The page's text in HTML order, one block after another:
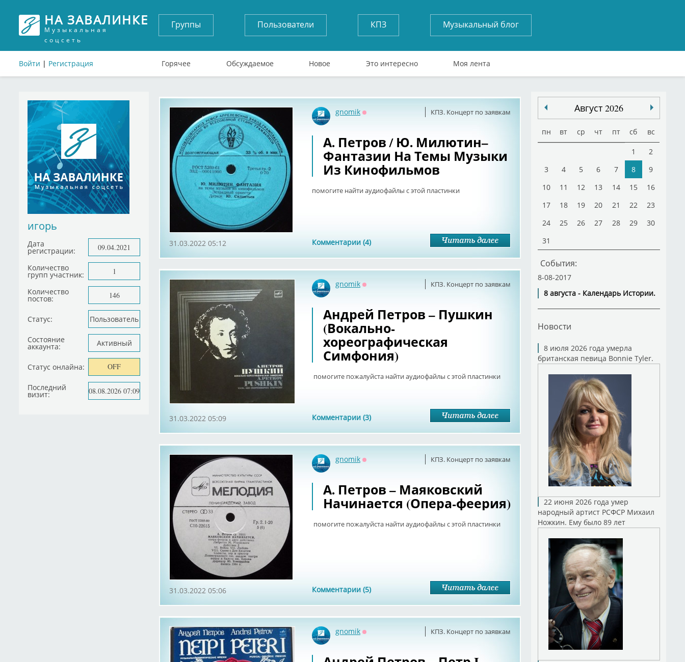
НА ЗАВАЛИНКЕ
Музыкальная
соцсеть
Войти | Регистрация
Группы Пользователи КПЗ Музыкальный блог
Горячее Обсуждаемое Новое Это интересно Моя лента
игорь
Дата
регистрации: 09.04.2021
Количество
групп участник: 1
Количество
постов: 146
Статус: Пользователь
Состояние
аккаунта: Активный
Статус онлайна: OFF
Последний
визит: 08.08.2026 07:09
КПЗ. Концерт по заявкам
gnomik
А. Петров / Ю. Милютин–
Фантазии На Темы Музыки
Из Кинофильмов
помогите найти аудиофайлы с этой пластинки
Комментарии (4)
31.03.2022 05:12
КПЗ. Концерт по заявкам
gnomik
Андрей Петров – Пушкин
(Вокально-
хореографическая
Симфония)
помогите пожалуйста найти аудиофайлы с этой пластинки
Комментарии (3)
31.03.2022 05:09
КПЗ. Концерт по заявкам
gnomik
А. Петров – Маяковский
Начинается (Опера-феерия)
помогите пожалуйста найти аудиофайлы с этой пластинки
Комментарии (5)
31.03.2022 05:06
КПЗ. Концерт по заявкам
gnomik
Август 2026
пн вт ср чт пт сб вс
1
2
3
4 5 6 7 8
9
10
11 12 13 14 15
16
17
18 19 20 21 22
23
24
25 26 27 28 29
30
31
События:
8-08-2017
8 августа - Календарь Истории.
Новости
8 июля 2026 года умерла
британская певица Bonnie Tyler.
22 июня 2026 года умер
народный артист РСФСР Михаил
Ножкин. Ему было 89 лет